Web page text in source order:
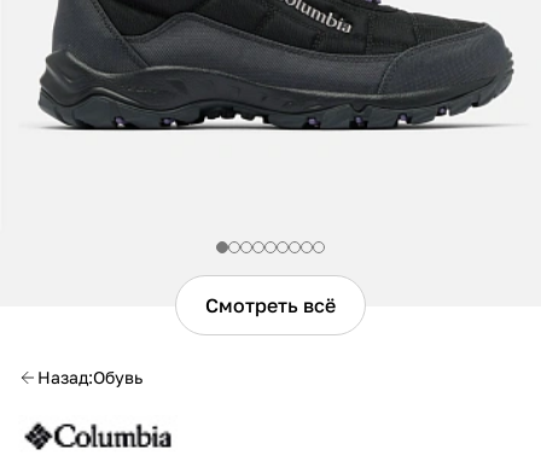
Смотреть всё
Назад Обувь